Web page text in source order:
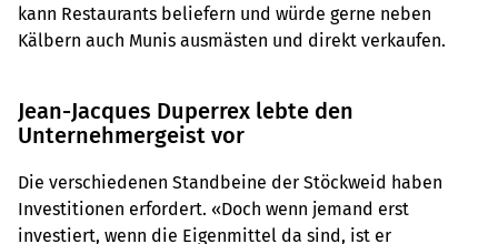
kann Restaurants beliefern und würde gerne neben
Kälbern auch Munis ausmästen und direkt verkaufen.
Jean-Jacques Duperrex lebte den
Unternehmergeist vor
Die verschiedenen Standbeine der Stöckweid haben
Investitionen erfordert. «Doch wenn jemand erst
investiert, wenn die Eigenmittel da sind, ist er